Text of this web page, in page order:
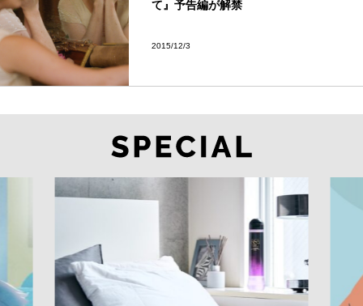
て』予告編が解禁
2015/12/3